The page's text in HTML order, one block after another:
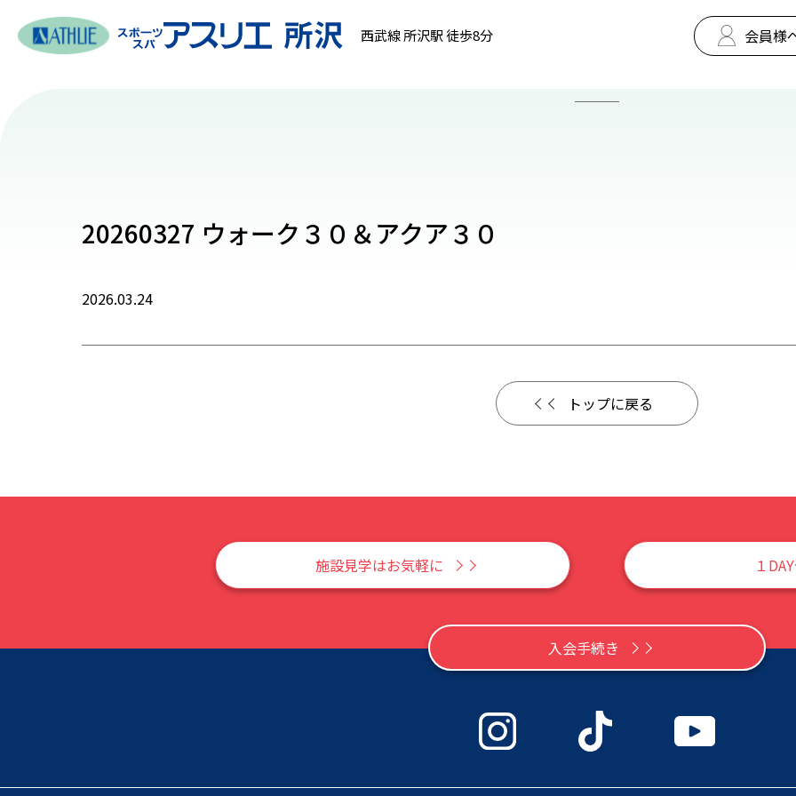
西武線 所沢駅 徒歩8分 会員様
20260327 ウォーク３０＆アクア３０
2026.03.24
トップに戻る
施設見学はお気軽に １
入会手続き